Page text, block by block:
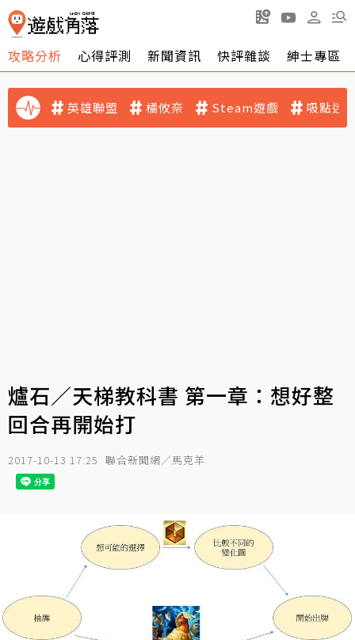
攻略分析 心得評測 新聞資訊 快評雜談 紳士專區
英雄聯盟 橘攸奈 Steam遊戲 吸點迷
爐石／天梯教科書 第一章：想好整
回合再開始打
2017-10-13 17:25 聯合新聞網／馬克羊